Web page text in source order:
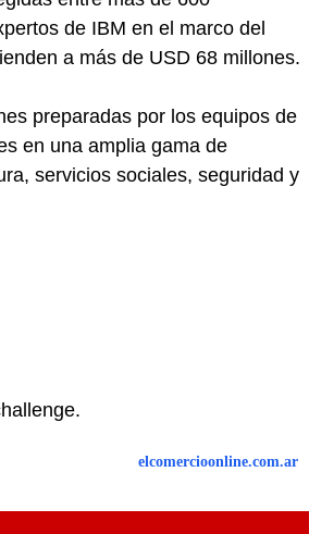
de IBM en el marco del
a más de USD 68 millones.
preparadas por los equipos de
en una amplia gama de
servicios sociales, seguridad y
elcomercioonline.com.ar